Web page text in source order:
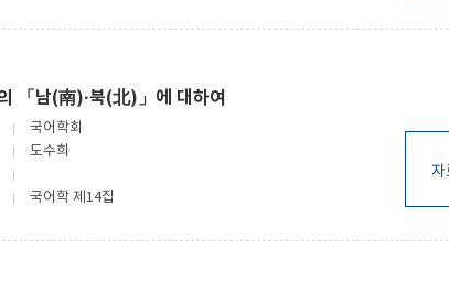
「남(南)·북(北)」에 대하여
국어학회
도수희
국어학 제14집
자